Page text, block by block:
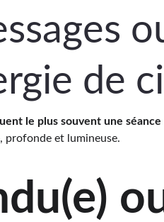
de
le plus souvent une
profonde et lumineuse.